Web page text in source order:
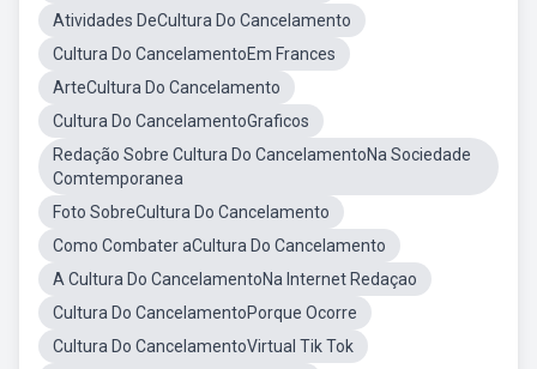
Atividades DeCultura Do Cancelamento
Cultura Do CancelamentoEm Frances
ArteCultura Do Cancelamento
Cultura Do CancelamentoGraficos
Redação Sobre Cultura Do CancelamentoNa Sociedade
Comtemporanea
Foto SobreCultura Do Cancelamento
Como Combater aCultura Do Cancelamento
A Cultura Do CancelamentoNa Internet Redaçao
Cultura Do CancelamentoPorque Ocorre
Cultura Do CancelamentoVirtual Tik Tok